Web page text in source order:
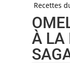
Recettes
À LA